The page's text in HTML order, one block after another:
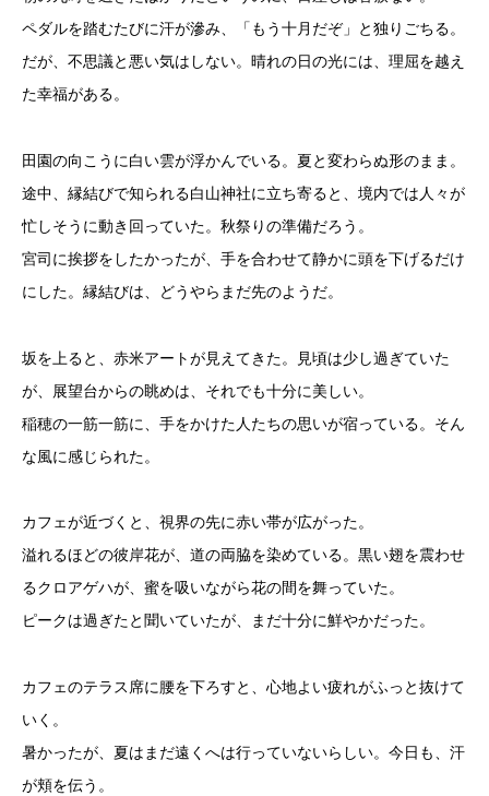
ペダルを踏むたびに汗が滲み、「もう十月だぞ」と独りごちる。
だが、不思議と悪い気はしない。晴れの日の光には、理屈を越え
た幸福がある。
田園の向こうに白い雲が浮かんでいる。夏と変わらぬ形のまま。
途中、縁結びで知られる白山神社に立ち寄ると、境内では人々が
忙しそうに動き回っていた。秋祭りの準備だろう。
宮司に挨拶をしたかったが、手を合わせて静かに頭を下げるだけ
にした。縁結びは、どうやらまだ先のようだ。
坂を上ると、赤米アートが見えてきた。見頃は少し過ぎていた
が、展望台からの眺めは、それでも十分に美しい。
稲穂の一筋一筋に、手をかけた人たちの思いが宿っている。そん
な風に感じられた。
カフェが近づくと、視界の先に赤い帯が広がった。
溢れるほどの彼岸花が、道の両脇を染めている。黒い翅を震わせ
るクロアゲハが、蜜を吸いながら花の間を舞っていた。
ピークは過ぎたと聞いていたが、まだ十分に鮮やかだった。
カフェのテラス席に腰を下ろすと、心地よい疲れがふっと抜けて
いく。
暑かったが、夏はまだ遠くへは行っていないらしい。今日も、汗
が頬を伝う。